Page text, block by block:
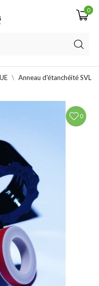
0
Anneau d'étanchéité SVL
0